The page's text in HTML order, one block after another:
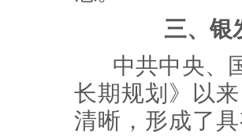
三、银
中共中央、
长期规划》以
清晰，形成了